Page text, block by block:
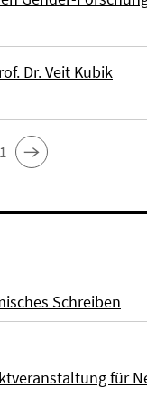
Dr. Veit Kubik
Schreiben
für